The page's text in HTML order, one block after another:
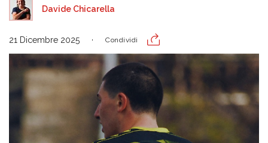
Davide Chicarella
21 Dicembre 2025 Condividi